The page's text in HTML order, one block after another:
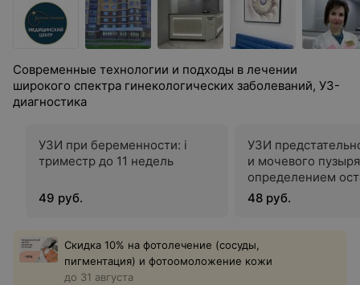
Современные технологии и подходы в лечении
широкого спектра гинекологических заболеваний, УЗ-
диагностика
УЗИ при беременности: i
триместр до 11 недель
49 руб.
УЗИ
и мочевого
определением
мочи (через
48 руб.
Скидка 10% на фотолечение (сосуды,
пигментация) и фотоомоложение кожи
до 31 августа